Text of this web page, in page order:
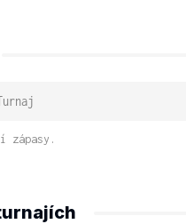
zápasy.